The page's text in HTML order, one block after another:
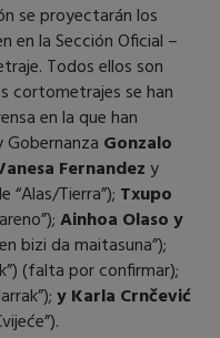
se proyectarán los
en la Sección Oficial –
Todos ellos son
cortometrajes se han
en la que han
Gonzalo
Fernandezy
“Alas/Tierra”); Txupo
Ainhoa Olaso y
bizi da maitasuna”);
(falta por confirmar);
y Karla Crnčević